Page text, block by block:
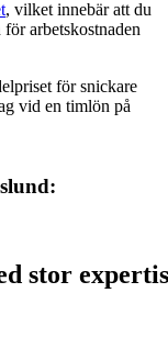
, vilket innebär att du
arbetskostnaden
för snickare
vid en timlön på
stor expertis